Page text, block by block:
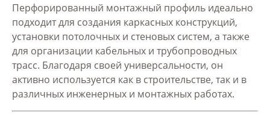
Перфорированный монтажный профиль идеально
подходит для создания каркасных конструкций,
установки потолочных и стеновых систем, а также
для организации кабельных и трубопроводных
трасс. Благодаря своей универсальности, он
активно используется как в строительстве, так и в
различных инженерных и монтажных работах.